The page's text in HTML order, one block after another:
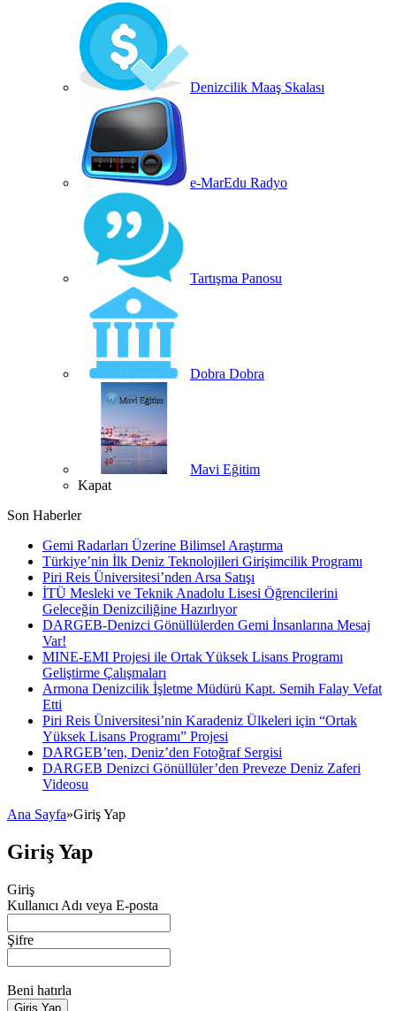
Denizcilik Maaş Skalası
e-MarEdu Radyo
Tartışma Panosu
Dobra Dobra
Mavi Eğitim
Kapat
Son Haberler
Gemi Radarları Üzerine Bilimsel Araştırma
Türkiye’nin İlk Deniz Teknolojileri Girişimcilik Programı
Piri Reis Üniversitesi’nden Arsa Satışı
İTÜ Mesleki ve Teknik Anadolu Lisesi Öğrencilerini
Geleceğin Denizciliğine Hazırlıyor
DARGEB-Denizci Gönüllülerden Gemi İnsanlarına Mesaj
Var!
MINE-EMI Projesi ile Ortak Yüksek Lisans Programı
Geliştirme Çalışmaları
Armona Denizcilik İşletme Müdürü Kapt. Semih Falay Vefat
Etti
Piri Reis Üniversitesi’nin Karadeniz Ülkeleri için “Ortak
Yüksek Lisans Programı” Projesi
DARGEB’ten, Deniz’den Fotoğraf Sergisi
DARGEB Denizci Gönüllüler’den Preveze Deniz Zaferi
Videosu
Ana Sayfa»Giriş Yap
Giriş Yap
Giriş
Kullanıcı Adı veya E-posta
Şifre
Beni hatırla